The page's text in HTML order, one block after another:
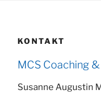
KONTAKT
MCS Coaching
Susanne Augustin